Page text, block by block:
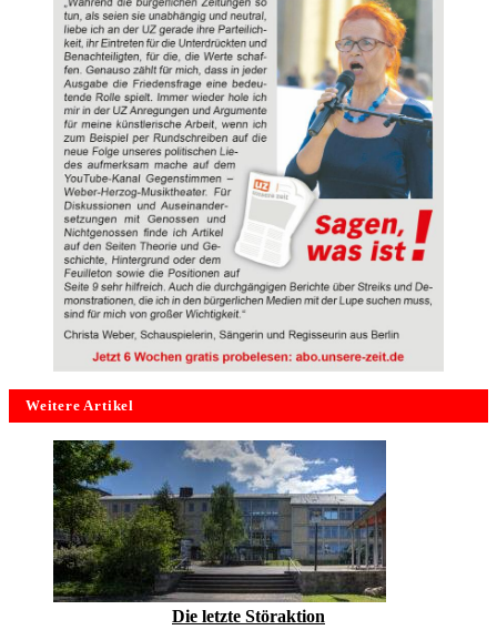
Weitere Artikel
Die letzte Störaktion